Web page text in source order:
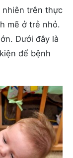
nhiên trên thực
mẽ ở trẻ nhỏ.
Dưới đây là
để bệnh